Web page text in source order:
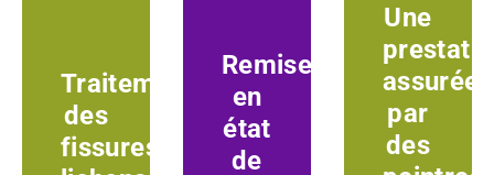
Traitement
des
fissures,
Remise
en
état
de
Une
assurée
par
des